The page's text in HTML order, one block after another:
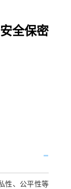
全保密
性、公平性等